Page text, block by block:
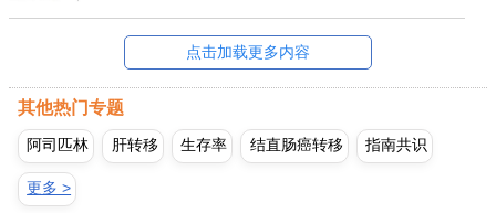
点击加载更多内容
其他热门专题
阿司匹林 肝转移 生存率 结直肠癌转移 指南共识
更多 >